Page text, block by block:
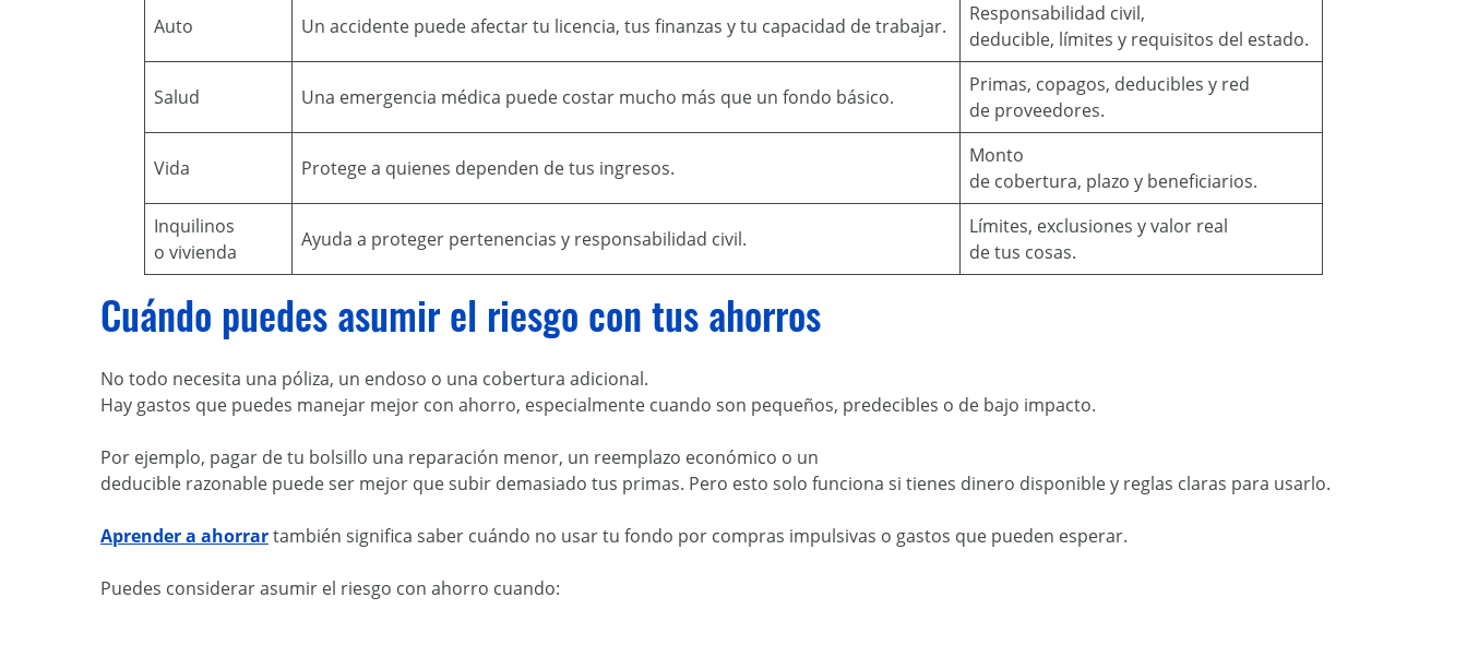
Auto Un accidente puede afectar tu licencia, tus finanzas y tu capacidad de trabajar.
Responsabilidad civil,
deducible, límites y requisitos del estado.
Salud Una emergencia médica puede costar mucho más que un fondo básico.
Primas, copagos, deducibles y red
de proveedores.
Vida Protege a quienes dependen de tus ingresos.
Monto
de cobertura, plazo y beneficiarios.
Inquilinos
o vivienda
Ayuda a proteger pertenencias y responsabilidad civil.
Límites, exclusiones y valor real
de tus cosas.
Cuándo puedes asumir el riesgo con tus ahorros
No todo necesita una póliza, un endoso o una cobertura adicional.
Hay gastos que puedes manejar mejor con ahorro, especialmente cuando son pequeños, predecibles o de bajo impacto.
Por ejemplo, pagar de tu bolsillo una reparación menor, un reemplazo económico o un
deducible razonable puede ser mejor que subir demasiado tus primas. Pero esto solo funciona si tienes dinero disponible y reglas claras para usarlo.
Aprender a ahorrartambién significa saber cuándo no usar tu fondo por compras impulsivas o gastos que pueden esperar.
Puedes considerar asumir el riesgo con ahorro cuando: